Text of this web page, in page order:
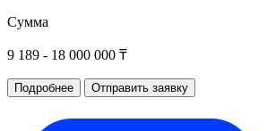
Сумма
9 189 - 18 000 000 ₸
Подробнее Отправить заявку